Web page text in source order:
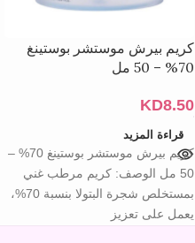
كريم بيرش موستشر بوستينغ
70% – 50 مل
KD8.50
قراءة المزيد
كريم بيرش موستشر بوستينغ 70% –
50 مل الوصف: كريم مرطب غني
بمستخلص شجرة البتولا بنسبة 70%،
يعمل على تعزيز